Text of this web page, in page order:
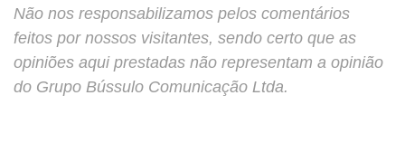
Não nos responsabilizamos pelos comentários
feitos por nossos visitantes, sendo certo que as
opiniões aqui prestadas não representam a opinião
do Grupo Bússulo Comunicação Ltda.